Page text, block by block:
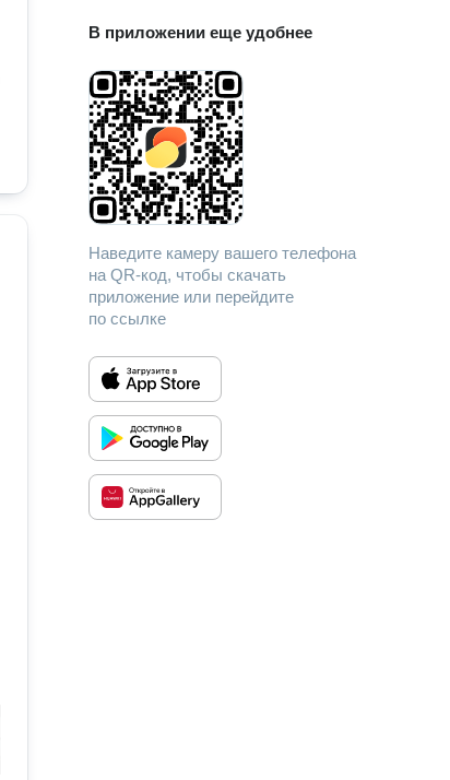
В приложении еще удобнее
Наведите камеру вашего телефона
на QR-код, чтобы скачать
приложение или перейдите
по ссылке